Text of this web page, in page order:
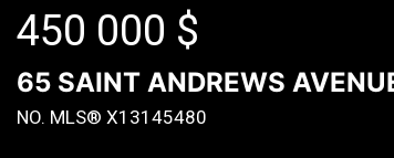
450 000 $
65 SAINT ANDREWS
NO. MLS® X13145480